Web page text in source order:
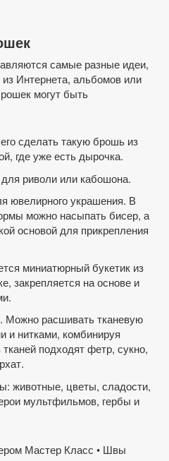
самые разные идеи,
Интернета, альбомов или
могут быть
сделать такую брошь из
где уже есть дырочка.
риволи или кабошона.
ювелирного украшения. В
можно насыпать бисер, а
основой для прикрепления
миниатюрный букетик из
закрепляется на основе и
расшивать тканевую
и нитками, комбинируя
подходят фетр, сукно,
животные, цветы, сладости,
мультфильмов, гербы и